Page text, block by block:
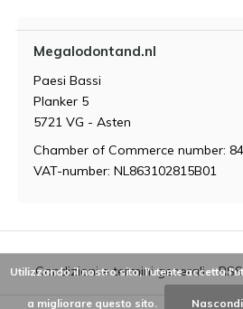
Megalodontand.nl
Paesi Bassi
Planker 5
5721 VG - Asten
Chamber of Commerce number:
VAT-number: NL863102815B01
Condizioni e termini generali
Utilizzando il nostro sito, l'utente accetta
a migliorare questo sito.